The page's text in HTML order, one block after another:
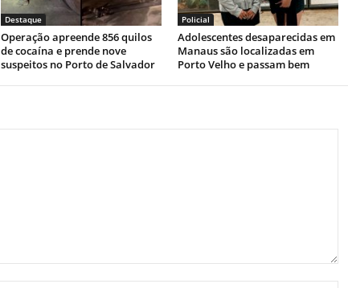
Destaque
Operação apreende 856 quilos
de cocaína e prende nove
suspeitos no Porto de Salvador
Policial
Adolescentes desaparecidas em
Manaus são localizadas em
Porto Velho e passam bem